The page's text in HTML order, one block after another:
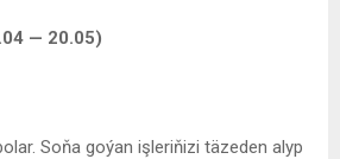
— 20.05)
Soňa goýan işleriňizi täzeden alyp